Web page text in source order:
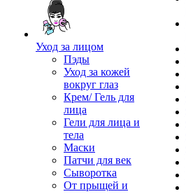
Уход за лицом
Пэды
Уход за кожей
вокруг глаз
Крем/ Гель для
лица
Гели для лица и
тела
Маски
Патчи для век
Сыворотка
От прыщей и